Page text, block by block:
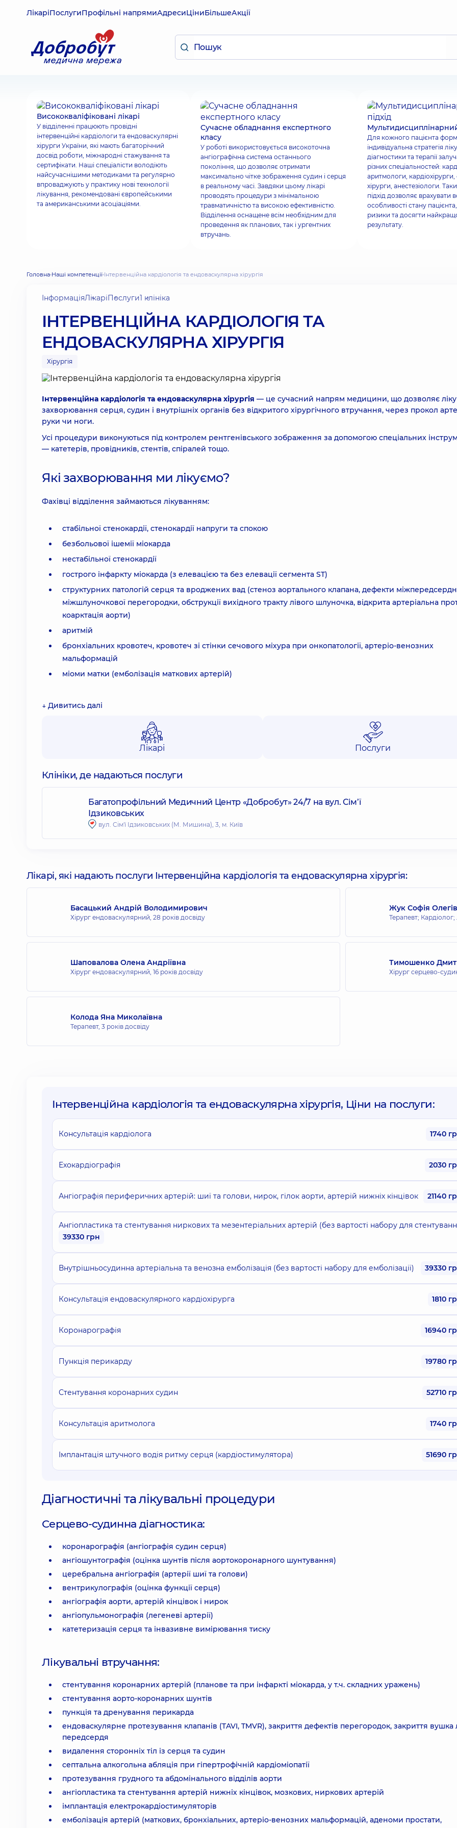
ЛікаріПослугиПрофільні напрямиАдресиЦіниБільшеАкції
Висококваліфіковані лікарі
У відділенні працюють провідні
інтервенційні кардіологи та ендоваскулярні
хірурги України, які мають багаторічний
досвід роботи, міжнародні стажування та
сертифікати. Наші спеціалісти володіють
найсучаснішими методиками та регулярно
впроваджують у практику нові технології
лікування, рекомендовані європейськими
та американськими асоціаціями.
Сучасне обладнання експертного
класу
У роботі використовується високоточна
ангіографічна система останнього
покоління, що дозволяє отримати
максимально чітке зображення судин і серця
в реальному часі. Завдяки цьому лікарі
проводять процедури з мінімальною
травматичністю та високою ефективністю.
Відділення оснащене всім необхідним для
проведення як планових, так і ургентних
втручань.
Для кожного пацієнта
індивідуальна стратегія
діагностики та терапії
різних спеціальностей:
аритмологи, кардіохірурги,
хірурги, анестезіологи.
підхід дозволяє врахувати
особливості стану
ризики та досягти
результату.
Головна Наші компетенції Інтервенційна кардіологія та ендоваскулярна хірургія
ІнформаціяЛікаріПослуги1 клініка
ІНТЕРВЕНЦІЙНА КАРДІОЛОГІЯ ТА
ЕНДОВАСКУЛЯРНА ХІРУРГІЯ
Хірургія
Інтервенційна кардіологія та ендоваскулярна хірургія — це сучасний напрям медицини, що дозволяє
захворювання серця, судин і внутрішніх органів без відкритого хірургічного втручання, через прокол
руки чи ноги.
Усі процедури виконуються під контролем рентгенівського зображення за допомогою спеціальних
— катетерів, провідників, стентів, спіралей тощо.
Які захворювання ми лікуємо?
Фахівці відділення займаються лікуванням:
стабільної стенокардії, стенокардії напруги та спокою
безбольової ішемії міокарда
нестабільної стенокардії
гострого інфаркту міокарда (з елевацією та без елевації сегмента ST)
структурних патологій серця та вроджених вад (стеноз аортального клапана, дефекти
міжшлуночкової перегородки, обструкції вихідного тракту лівого шлуночка, відкрита артеріальна
коарктація аорти)
аритмій
бронхіальних кровотеч, кровотеч зі стінки сечового міхура при онкопатології, артеріо-венозних
мальформацій
міоми матки (емболізація маткових артерій)
↓ Дивитись далі
Лікарі Послуги
Клініки, де надаються послуги
Багатопрофільний Медичний Центр «Добробут» 24/7 на вул. Сім’ї
Ідзиковських
вул. Сім'ї Ідзиковських (М. Мишина), 3, м. Київ
Лікарі, які надають послуги Інтервенційна кардіологія та ендоваскулярна хірургія:
Басацький Андрій Володимирович
Хірург ендоваскулярний, 28 років досвіду
Жук Софія
Терапевт; Кардіолог;
Шаповалова Олена Андріївна
Хірург ендоваскулярний, 16 років досвіду
Тимошенко
Хірург серцево-
Колода Яна Миколаївна
Терапевт, 3 років досвіду
Інтервенційна кардіологія та ендоваскулярна хірургія, Ціни на послуги:
Консультація кардіолога 1740
Ехокардіографія 2030
Ангіографія периферичних артерій: шиї та голови, нирок, гілок аорти, артерій нижніх кінцівок 21140
Ангіопластика та стентування ниркових та мезентеріальних артерій (без вартості набору для
39330 грн
Внутрішньосудинна артеріальна та венозна емболізація (без вартості набору для емболізації) 39330
Консультація ендоваскулярного кардіохірурга 1810
Коронарографія 16940
Пункція перикарду 19780
Стентування коронарних судин 52710
Консультація аритмолога 1740
Імплантація штучного водія ритму серця (кардіостимулятора) 51690
Діагностичні та лікувальні процедури
Серцево-судинна діагностика:
коронарографія (ангіографія судин серця)
ангіошунтографія (оцінка шунтів після аортокоронарного шунтування)
церебральна ангіографія (артерії шиї та голови)
вентрикулографія (оцінка функції серця)
ангіографія аорти, артерій кінцівок і нирок
ангіопульмонографія (легеневі артерії)
катетеризація серця та інвазивне вимірювання тиску
Лікувальні втручання:
стентування коронарних артерій (планове та при інфаркті міокарда, у т.ч. складних уражень)
стентування аорто-коронарних шунтів
пункція та дренування перикарда
ендоваскулярне протезування клапанів (TAVI, TMVR), закриття дефектів перегородок, закриття вушка
передсердя
видалення сторонніх тіл із серця та судин
септальна алкогольна абляція при гіпертрофічній кардіоміопатії
протезування грудного та абдомінального відділів аорти
ангіопластика та стентування артерій нижніх кінцівок, мозкових, ниркових артерій
імплантація електрокардіостимуляторів
емболізація артерій (маткових, бронхіальних, артеріо-венозних мальформацій, аденоми простати,